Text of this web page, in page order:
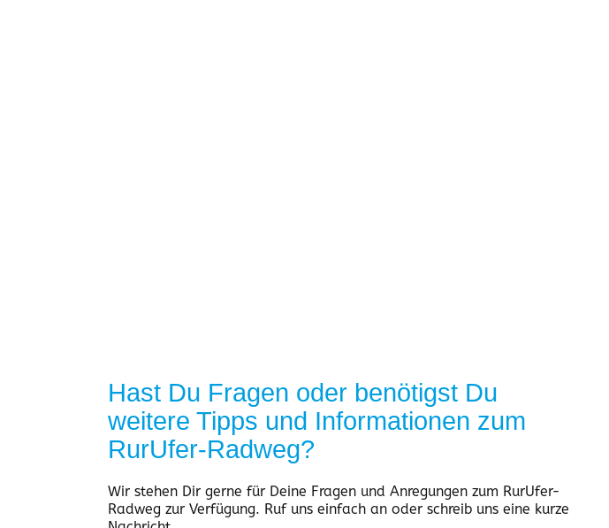
Hast Du Fragen oder benötigst Du
weitere Tipps und Informationen zum
RurUfer-Radweg?
Wir stehen Dir gerne für Deine Fragen und Anregungen zum RurUfer-
Radweg zur Verfügung. Ruf uns einfach an oder schreib uns eine kurze